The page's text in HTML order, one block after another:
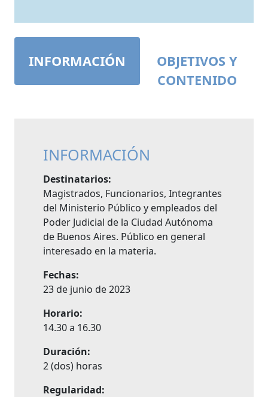
INFORMACIÓN
OBJETIVOS Y
CONTENIDO
INFORMACIÓN
Destinatarios:
Magistrados, Funcionarios, Integrantes
del Ministerio Público y empleados del
Poder Judicial de la Ciudad Autónoma
de Buenos Aires. Público en general
interesado en la materia.
Fechas:
23 de junio de 2023
Horario:
14.30 a 16.30
Duración:
2 (dos) horas
Regularidad: